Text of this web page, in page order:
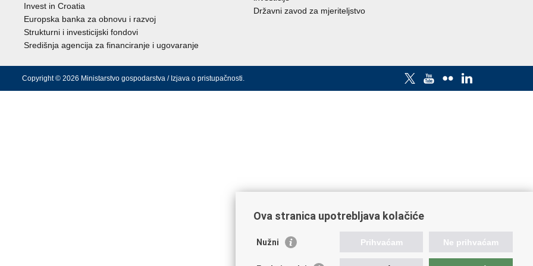
Invest in Croatia
Europska banka za obnovu i razvoj
Strukturni i investicijski fondovi
Središnja agencija za financiranje i ugovaranje
Državni zavod za mjeriteljstvo
Copyright © 2026 Ministarstvo gospodarstva / Izjava o pristupačnosti.
Ova stranica upotrebljava kolačiće
Nužni Prihvaćam Ne prihvaćam